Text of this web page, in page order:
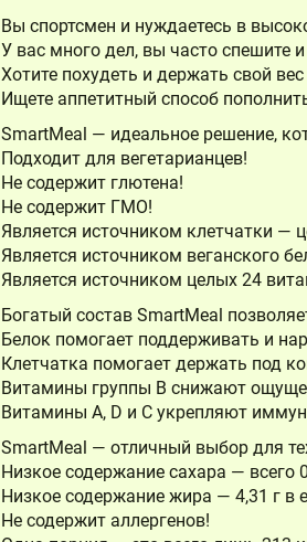
Вы спортсмен и нуждаетесь в
У вас много дел, вы часто спешите
Хотите похудеть и держать свой
Ищете аппетитный способ
SmartMeal — идеальное решение,
Подходит для вегетарианцев!
Не содержит глютена!
Не содержит ГМО!
Является источником клетчатки —
Является источником веганского
Является источником целых 24
Богатый состав SmartMeal
Белок помогает поддерживать и
Клетчатка помогает держать под
Витамины группы B снижают
Витамины A, D и C укрепляют
SmartMeal — отличный выбор для
Низкое содержание сахара — всего
Низкое содержание жира — 4,31 г в
Не содержит аллергенов!